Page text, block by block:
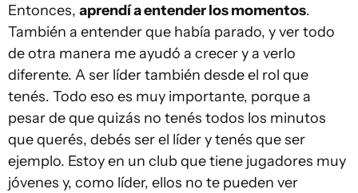
Entonces, aprendí a entender los momentos.
También a entender que había parado, y ver todo
de otra manera me ayudó a crecer y a verlo
diferente. A ser líder también desde el rol que
tenés. Todo eso es muy importante, porque a
pesar de que quizás no tenés todos los minutos
que querés, debés ser el líder y tenés que ser
ejemplo. Estoy en un club que tiene jugadores muy
jóvenes y, como líder, ellos no te pueden ver